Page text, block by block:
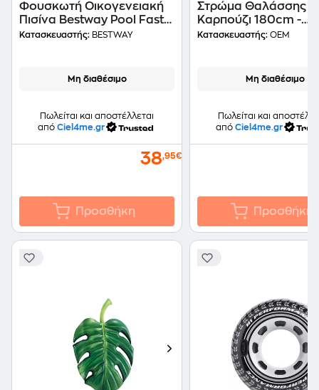
Φουσκωτή Οικογενειακή
Πισίνα Bestway Pool Fast
940Lt - Μπλε
Κατασκευαστής: BESTWAY
Μη διαθέσιμο
Πωλείται και αποστέλλεται
από Ciel4me.gr
38,95€
Προσθήκη
Στρώμα Θαλάσσης
Καρπούζι 180cm -
Κόκκινο/Πράσινο
Κατασκευαστής: OEM
Μη διαθέσιμο
Πωλείται και
από Ciel4me.gr
Προσθήκη